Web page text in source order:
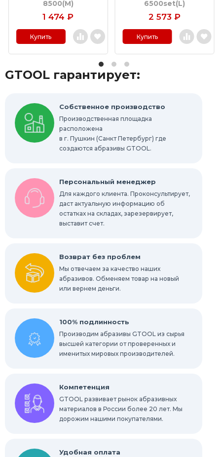
Круги с креплением Roloc™
Шлифовальные абразивные ленты
Отрезные круги по металлу
Шлифовальные гильзы
Шлифовальные абразивные губки, бруски
Радиальные шлифовальные круги
Конволютные круги
Абразивы для обработки труднодоступных
мест
8500(M)
1 474 ₽
Купить
6500set(L)
2 573 ₽
Купить
GTOOL гарантирует:
Собственное производство
Производственная площадка
расположена
в г. Пушкин (Санкт Петербург) где
создаются абразивы GTOOL.
Персональный менеджер
Для каждого клиента. Проконсультирует,
даст актуальную информацию об
остатках на складах, зарезервирует,
выставит счет.
Возврат без проблем
Мы отвечаем за качество наших
абразивов. Обменяем товар на новый
или вернем деньги.
100% подлинность
Производим абразивы GTOOL из сырья
высшей категории от проверенных и
именитых мировых производителей.
Компетенция
GTOOL развивает рынок абразивных
материалов в России более 20 лет. Мы
дорожим нашими покупателями.
Удобная оплата